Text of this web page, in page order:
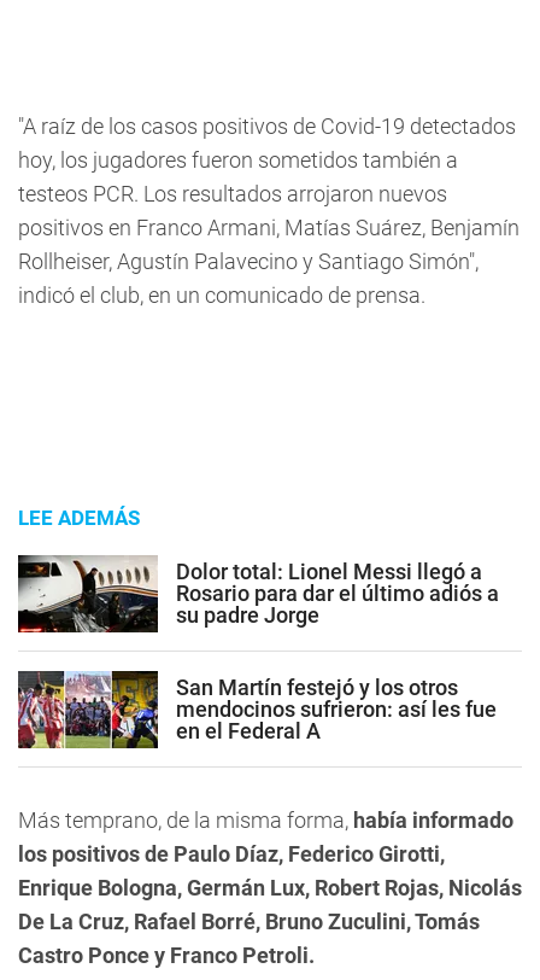
"A raíz de los casos positivos de Covid-19 detectados
hoy, los jugadores fueron sometidos también a
testeos PCR. Los resultados arrojaron nuevos
positivos en Franco Armani, Matías Suárez, Benjamín
Rollheiser, Agustín Palavecino y Santiago Simón",
indicó el club, en un comunicado de prensa.
LEE ADEMÁS
Dolor total: Lionel Messi llegó a
Rosario para dar el último adiós a
su padre Jorge
San Martín festejó y los otros
mendocinos sufrieron: así les fue
en el Federal A
Más temprano, de la misma forma, había informado
los positivos de Paulo Díaz, Federico Girotti,
Enrique Bologna, Germán Lux, Robert Rojas, Nicolás
De La Cruz, Rafael Borré, Bruno Zuculini, Tomás
Castro Ponce y Franco Petroli.